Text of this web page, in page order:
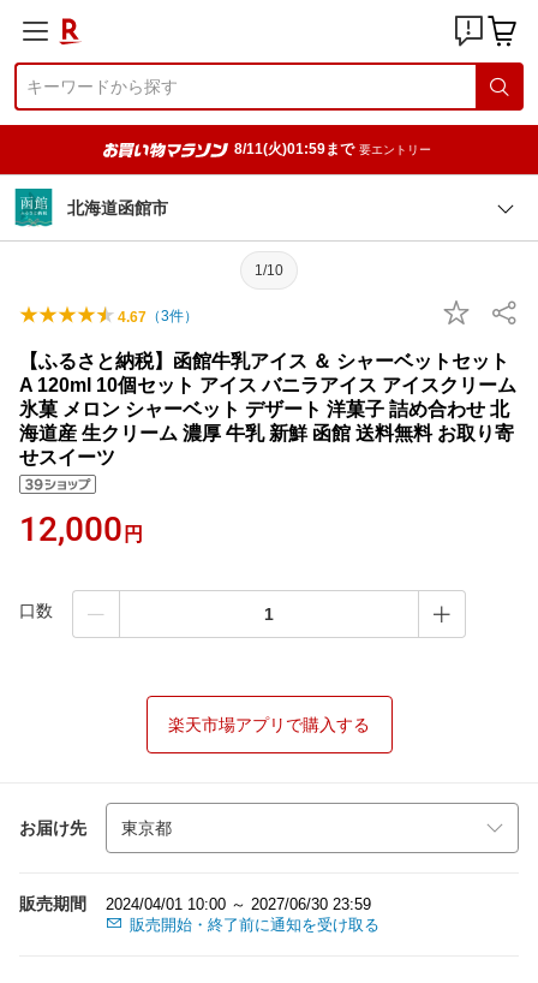
8/11(火)01:59まで 要エントリー
北海道函館市
1/10
4.67 （3件）
【ふるさと納税】函館牛乳アイス ＆ シャーベットセット
A 120ml 10個セット アイス バニラアイス アイスクリーム
氷菓 メロン シャーベット デザート 洋菓子 詰め合わせ 北
海道産 生クリーム 濃厚 牛乳 新鮮 函館 送料無料 お取り寄
せスイーツ
12,000 円
口数
楽天市場アプリで購入する
お届け先
販売期間
2024/04/01 10:00 ～ 2027/06/30 23:59
販売開始・終了前に通知を受け取る